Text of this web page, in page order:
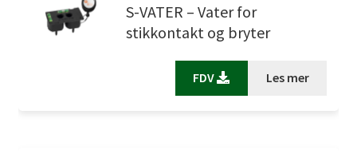
S-VATER – Vater for
stikkontakt og bryter
FDV Les mer